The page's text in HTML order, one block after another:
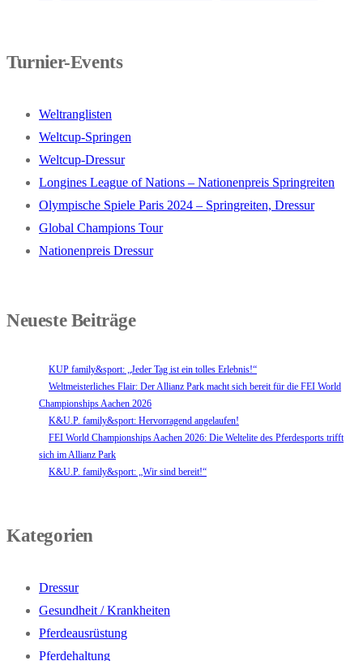
Turnier-Events
Weltranglisten
Weltcup-Springen
Weltcup-Dressur
Longines League of Nations – Nationenpreis Springreiten
Olympische Spiele Paris 2024 – Springreiten, Dressur
Global Champions Tour
Nationenpreis Dressur
Neueste Beiträge
KUP family&sport: „Jeder Tag ist ein tolles Erlebnis!“
Weltmeisterliches Flair: Der Allianz Park macht sich bereit für die FEI World
Championships Aachen 2026
K&U.P. family&sport: Hervorragend angelaufen!
FEI World Championships Aachen 2026: Die Weltelite des Pferdesports trifft
sich im Allianz Park
K&U.P. family&sport: „Wir sind bereit!“
Kategorien
Dressur
Gesundheit / Krankheiten
Pferdeausrüstung
Pferdehaltung